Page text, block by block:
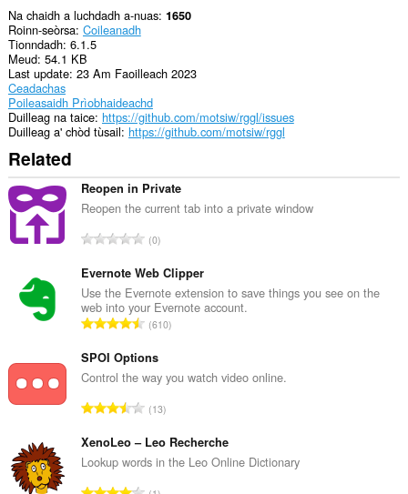
Na chaidh a luchdadh a-nuas 1650
Roinn-seòrsa Coileanadh
Tionndadh 6.1.5
Meud 54.1 KB
Last update 23 Am Faoilleach 2023
Ceadachas
Poileasaidh Prìobhaideachd
Duilleag na taice https://github.com/motsiw/rggl/issues
Duilleag a' chòd tùsail https://github.com/motsiw/rggl
Related
Reopen in Private
Reopen the current tab into a private window
R
n
g
a
c
a
i
d
h
e
a
0
Evernote Web Clipper
Use the Evernote extension to save things you see on the
web into your Evernote account.
R
n
g
c
a
i
d
610
SPOI Options
Control the way you watch video online.
R
n
g
13
XenoLeo – Leo Recherche
Lookup words in the Leo Online Dictionary